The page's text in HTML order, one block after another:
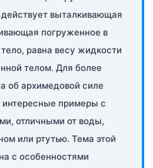
выталкивающая
погруженное в
равна весу жидкости
телом. Для более
об архимедовой силе
интересные примеры с
отличными от воды,
или ртутью. Тема этой
с особенностями